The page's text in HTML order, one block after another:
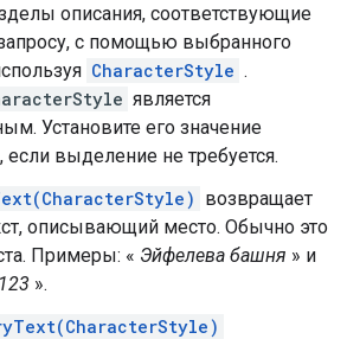
описания, соответствующие
с помощью выбранного
CharacterStyle .
является
Установите его значение
выделение не требуется.
возвращает
описывающий место. Обычно это
Примеры: « Эйфелева башня » и
».